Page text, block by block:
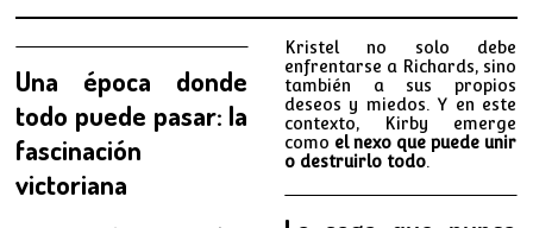
Una época donde
todo puede pasar: la
fascinación
victoriana
Kristel no solo debe
enfrentarse a Richards, sino
también a sus propios
deseos y miedos. Y en este
contexto, Kirby emerge
como el nexo que puede unir
o destruirlo todo.